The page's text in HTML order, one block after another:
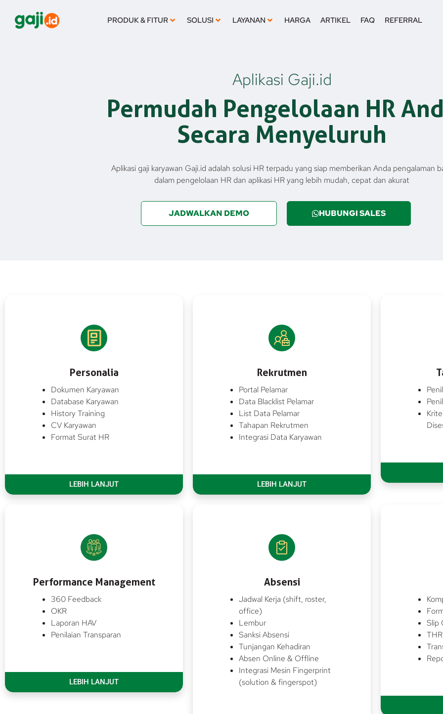
konten
PRODUK & FITUR SOLUSI LAYANAN HARGA ARTIKEL FAQ REFERRAL
Aplikasi Gaji.id
Permudah Pengelolaan HR
Secara Menyeluruh
Aplikasi gaji karyawan Gaji.id adalah solusi HR terpadu yang siap memberikan Anda pengalaman
dalam pengelolaan HR dan aplikasi HR yang lebih mudah, cepat dan akurat
JADWALKAN DEMO HUBUNGI SALES
Personalia
Dokumen Karyawan
Database Karyawan
History Training
CV Karyawan
Format Surat HR
LEBIH LANJUT
Rekrutmen
Portal Pelamar
Data Blacklist Pelamar
List Data Pelamar
Tahapan Rekrutmen
Integrasi Data Karyawan
LEBIH LANJUT
Performance Management
360 Feedback
OKR
Laporan HAV
Penilaian Transparan
LEBIH LANJUT
Absensi
Jadwal Kerja (shift, roster,
office)
Lembur
Sanksi Absensi
Tunjangan Kehadiran
Absen Online & Offline
Integrasi Mesin Fingerprint
(solution & fingerspot)
Slip
THR